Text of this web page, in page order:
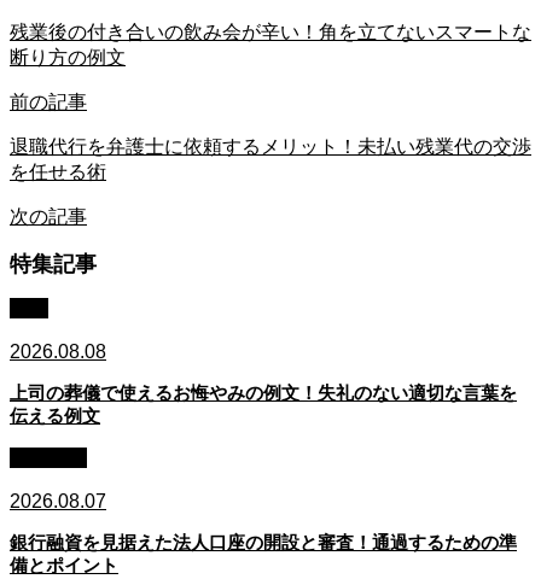
残業後の付き合いの飲み会が辛い！角を立てないスマートな
断り方の例文
前の記事
退職代行を弁護士に依頼するメリット！未払い残業代の交渉
を任せる術
次の記事
特集記事
2026.08.08
上司の葬儀で使えるお悔やみの例文！失礼のない適切な言葉を
伝える例文
2026.08.07
銀行融資を見据えた法人口座の開設と審査！通過するための準
備とポイント